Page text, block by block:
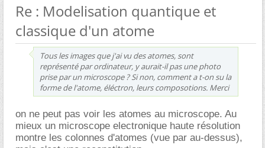
Re : Modelisation quantique et
classique d'un atome
Tous les images que j'ai vu des atomes, sont
représenté par ordinateur, y aurait-il pas une photo
prise par un microscope ? Si non, comment a t-on su la
forme de l'atome, éléctron, leurs composotions. Merci
on ne peut pas voir les atomes au microscope. Au
mieux un microscope electronique haute résolution
montre les colonnes d'atomes (vue par au-dessus),